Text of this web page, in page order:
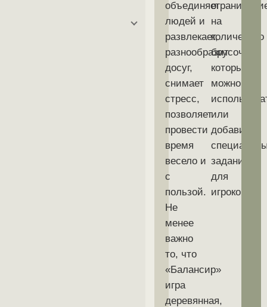
объединяет
людей и
развлекает,
разнообразит
досуг,
снимает
стресс,
позволяет
провести
время
весело и
с
пользой.
Не
менее
важно
то, что
«Балансир»
игра
деревянная,
на
количество
брусочков,
которые
можно
или
добавить
задания
для
игроков.